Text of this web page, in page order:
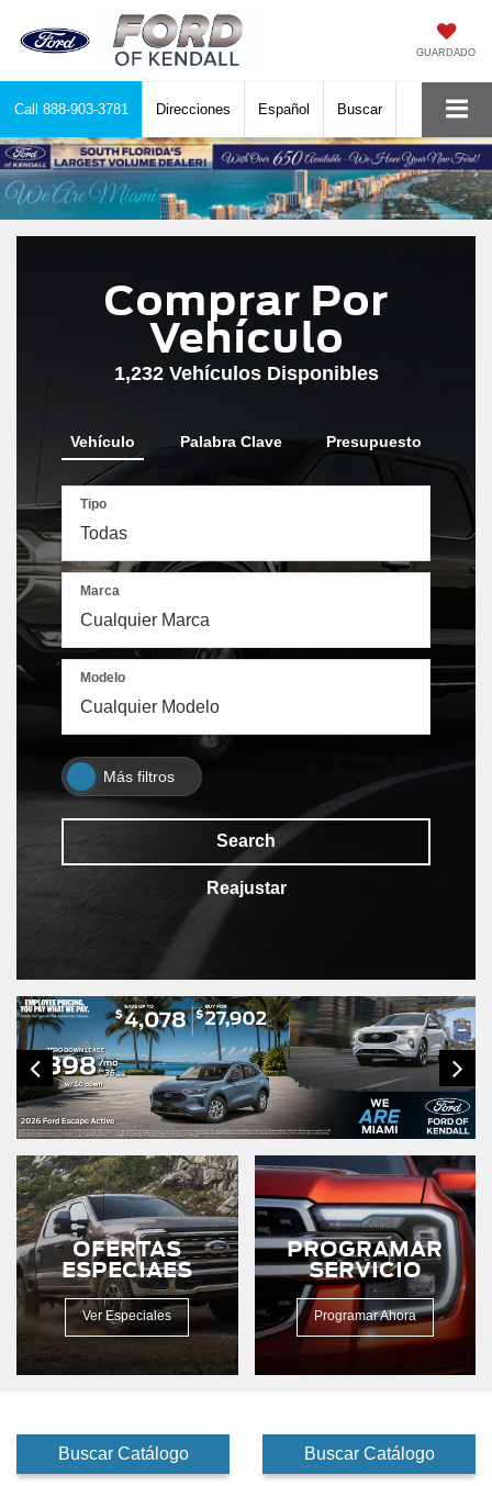
GUARDADO
Call 888-903-3781 Direcciones Español Buscar
Comprar Por
Vehículo
1,232Vehículos Disponibles
Vehículo Palabra Clave Presupuesto
Tipo
Marca
Modelo
Más filtros
Search
Reajustar
OFERTAS
ESPECIAES
Ver Especiales
PROGRAMAR
SERVICIO
Programar Ahora
Buscar Catálogo Buscar Catálogo